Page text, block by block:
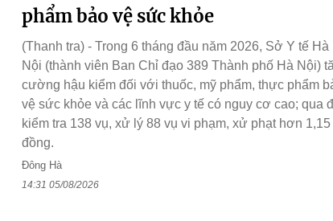
phẩm bảo vệ sức khỏe
(Thanh tra) - Trong 6 tháng đầu năm 2026, Sở Y tế Hà
Nội (thành viên Ban Chỉ đạo 389 Thành phố Hà Nội)
cường hậu kiểm đối với thuốc, mỹ phẩm, thực phẩm
vệ sức khỏe và các lĩnh vực y tế có nguy cơ cao; qua
kiểm tra 138 vụ, xử lý 88 vụ vi phạm, xử phạt hơn 1,15
đồng.
Đông Hà
14:31 05/08/2026